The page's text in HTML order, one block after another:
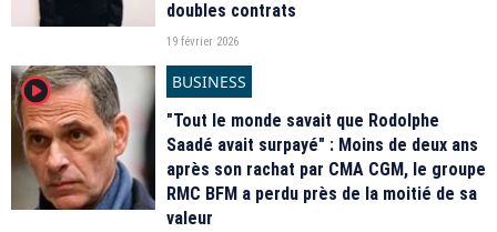
doubles contrats
19 février 2026
player2
BUSINESS
"Tout le monde savait que Rodolphe
Saadé avait surpayé" : Moins de deux ans
après son rachat par CMA CGM, le groupe
RMC BFM a perdu près de la moitié de sa
valeur